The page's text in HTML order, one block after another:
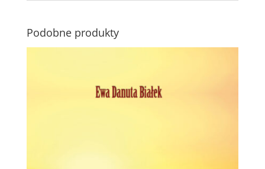
Podobne produkty